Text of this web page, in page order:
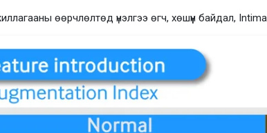
өөрчлөлтөд үнэлгээ өгч, хөшүүн байдал,